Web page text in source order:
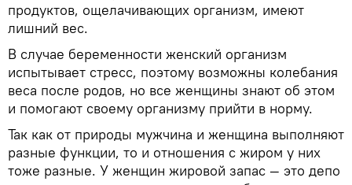
продуктов, ощелачивающих организм, имеют
лишний вес.
В случае беременности женский организм
испытывает стресс, поэтому возможны колебания
веса после родов, но все женщины знают об этом
и помогают своему организму прийти в норму.
Так как от природы мужчина и женщина выполняют
разные функции, то и отношения с жиром у них
тоже разные. У женщин жировой запас — это депо